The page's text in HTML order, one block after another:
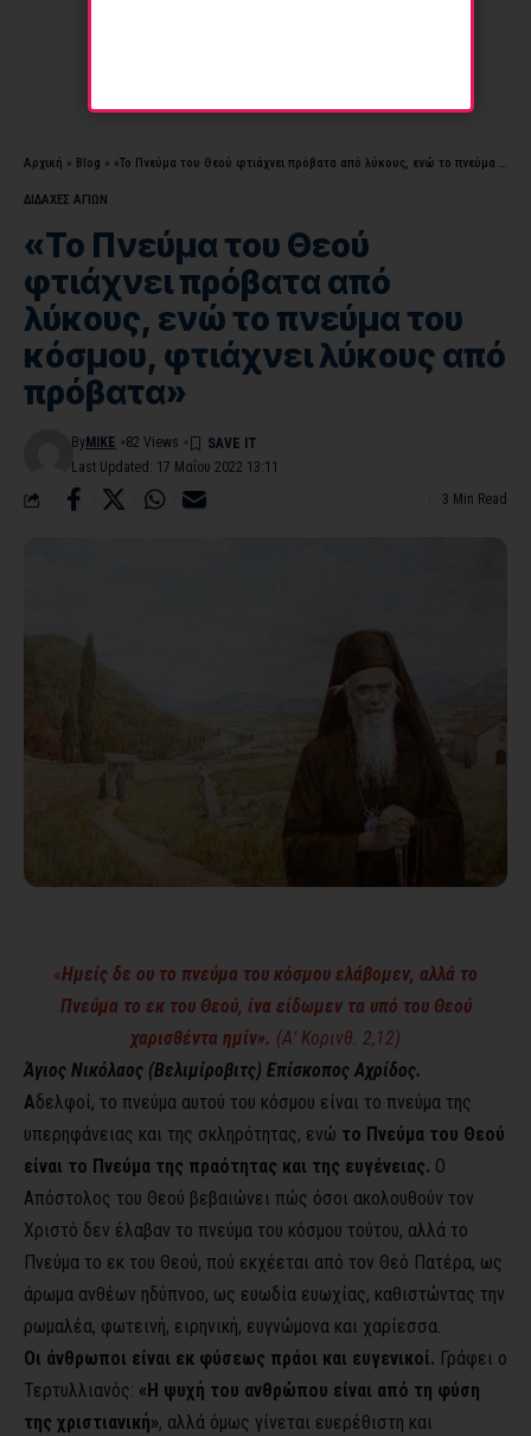
Αρχική » Blog » «Το Πνεύμα του Θεού φτιάχνει πρόβατα από λύκους, ενώ το πνεύμα του κόσμου, φτιάχνει λύκους από πρόβατα»
ΔΙΔΑΧΕΣ ΑΓΙΩΝ
«Το Πνεύμα του Θεού
φτιάχνει πρόβατα από
λύκους, ενώ το πνεύμα του
κόσμου, φτιάχνει λύκους από
πρόβατα»
Last Updated: 17 Μαΐου 2022 13:11
By MIKE 82 Views
3 Min Read
«Ημείς δε ου το πνεύμα του κόσμου ελάβομεν, αλλά το
Πνεύμα το εκ του Θεού, ίνα είδωμεν τα υπό του Θεού
χαρισθέντα ημίν». (Α’ Κορινθ. 2,12)
Άγιος Νικόλαος (Βελιμίροβιτς) Επίσκοπος Αχρίδος.
Αδελφοί, το πνεύμα αυτού του κόσμου είναι το πνεύμα της
υπερηφάνειας και της σκληρότητας, ενώ το Πνεύμα του Θεού
είναι το Πνεύμα της πραότητας και της ευγένειας. Ο
Απόστολος του Θεού βεβαιώνει πώς όσοι ακολουθούν τον
Χριστό δεν έλαβαν το πνεύμα του κόσμου τούτου, αλλά το
Πνεύμα το εκ του Θεού, πού εκχέεται από τον Θεό Πατέρα, ως
άρωμα ανθέων ηδύπνοο, ως ευωδία ευωχίας, καθιστώντας την
ρωμαλέα, φωτεινή, ειρηνική, ευγνώμονα και χαρίεσσα.
Οι άνθρωποι είναι εκ φύσεως πράοι και ευγενικοί. Γράφει ο
Τερτυλλιανός: «Η ψυχή του ανθρώπου είναι από τη φύση
της χριστιανική», αλλά όμως γίνεται ευερέθιστη και